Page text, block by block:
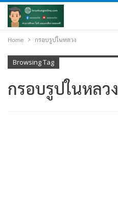
Home กรอบรูปในหลวง
Browsing Tag
กรอบรูปในหลวง